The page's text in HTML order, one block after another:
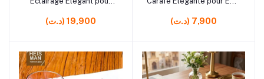
(د.ت) 19,900 (د.ت) 7,900